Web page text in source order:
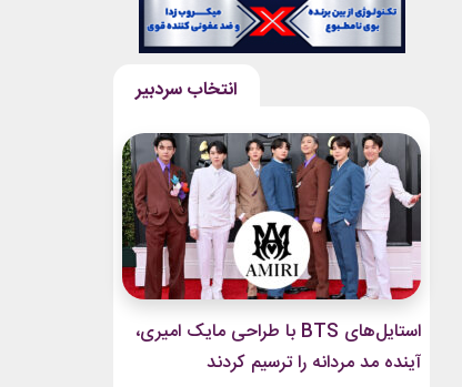
استایل‌های BTS با طراحی مایک امیری،
آینده مد مردانه را ترسیم کردند